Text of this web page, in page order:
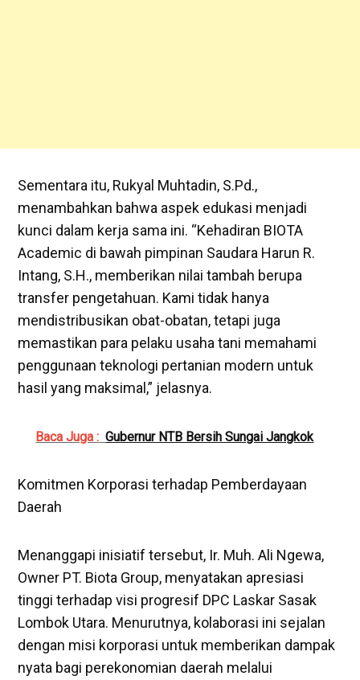
Sementara itu, Rukyal Muhtadin, S.Pd.,
menambahkan bahwa aspek edukasi menjadi
kunci dalam kerja sama ini. “Kehadiran BIOTA
Academic di bawah pimpinan Saudara Harun R.
Intang, S.H., memberikan nilai tambah berupa
transfer pengetahuan. Kami tidak hanya
mendistribusikan obat-obatan, tetapi juga
memastikan para pelaku usaha tani memahami
penggunaan teknologi pertanian modern untuk
hasil yang maksimal,” jelasnya.
Baca Juga : Gubernur NTB Bersih Sungai Jangkok
Komitmen Korporasi terhadap Pemberdayaan
Daerah
Menanggapi inisiatif tersebut, Ir. Muh. Ali Ngewa,
Owner PT. Biota Group, menyatakan apresiasi
tinggi terhadap visi progresif DPC Laskar Sasak
Lombok Utara. Menurutnya, kolaborasi ini sejalan
dengan misi korporasi untuk memberikan dampak
nyata bagi perekonomian daerah melalui